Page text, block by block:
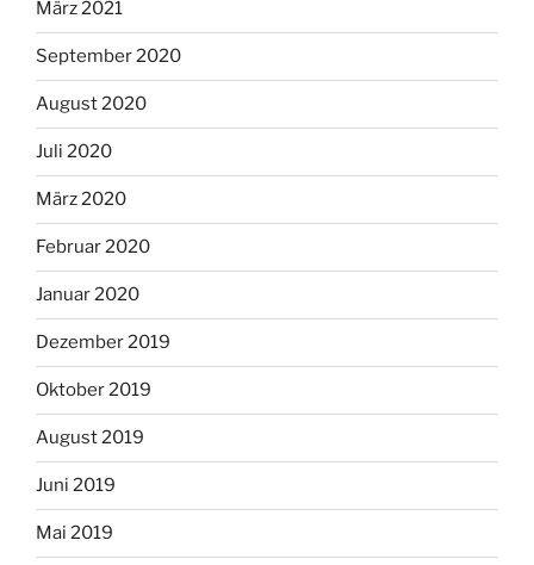
März 2021
September 2020
August 2020
Juli 2020
März 2020
Februar 2020
Januar 2020
Dezember 2019
Oktober 2019
August 2019
Juni 2019
Mai 2019